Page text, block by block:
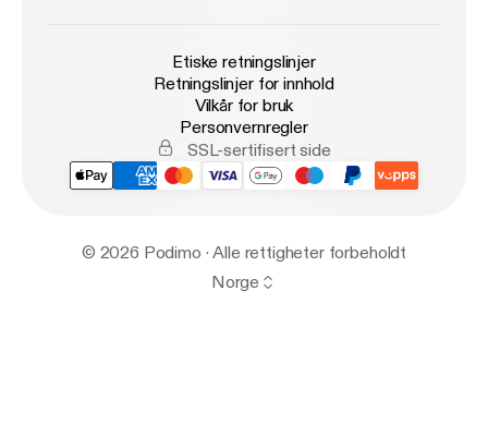
Etiske retningslinjer
Retningslinjer for innhold
Vilkår for bruk
Personvernregler
SSL-sertifisert side
© 2026 Podimo · Alle rettigheter forbeholdt
Norge